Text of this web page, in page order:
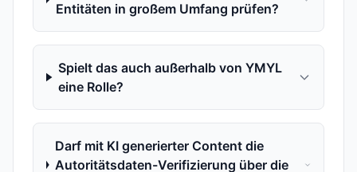
Entitäten in großem Umfang prüfen?
Spielt das auch außerhalb von YMYL
eine Rolle?
Darf mit KI generierter Content die
Autoritätsdaten-Verifizierung über die